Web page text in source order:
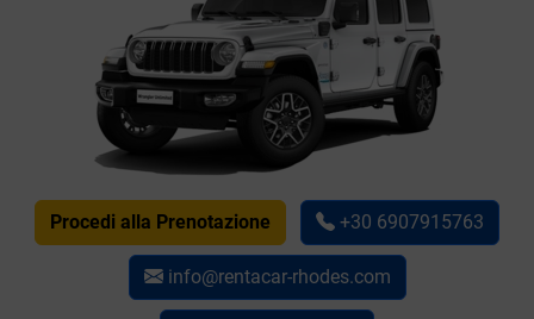
Procedi alla Prenotazione +30 6907915763
info@rentacar-rhodes.com